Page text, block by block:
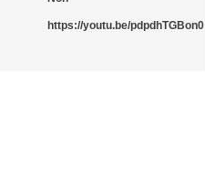
https://youtu.be/pdpdhTGBon0